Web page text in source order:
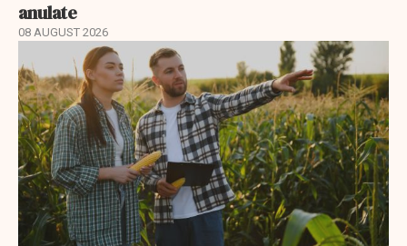
anulate
08 AUGUST 2026